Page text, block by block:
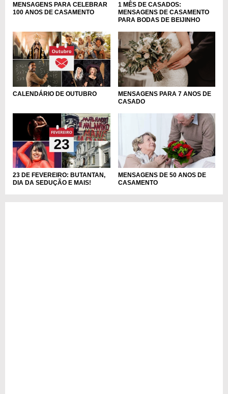
MENSAGENS PARA CELEBRAR
100 ANOS DE CASAMENTO
1 MÊS DE CASADOS:
MENSAGENS DE CASAMENTO
PARA BODAS DE BEIJINHO
CALENDÁRIO DE OUTUBRO
MENSAGENS PARA 7 ANOS DE
CASADO
23 DE FEVEREIRO: BUTANTAN,
DIA DA SEDUÇÃO E MAIS!
MENSAGENS DE 50 ANOS DE
CASAMENTO